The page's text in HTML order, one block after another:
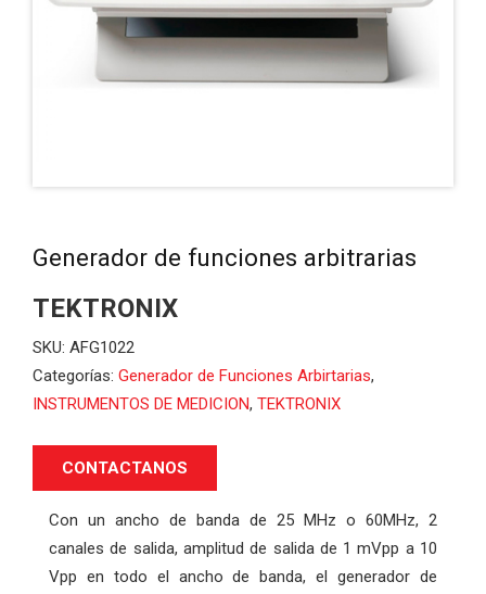
Generador de funciones arbitrarias
TEKTRONIX
SKU: AFG1022
Categorías: Generador de Funciones Arbirtarias,
INSTRUMENTOS DE MEDICION, TEKTRONIX
CONTACTANOS
Con un ancho de banda de 25 MHz o 60MHz, 2
canales de salida, amplitud de salida de 1 mVpp a 10
Vpp en todo el ancho de banda, el generador de